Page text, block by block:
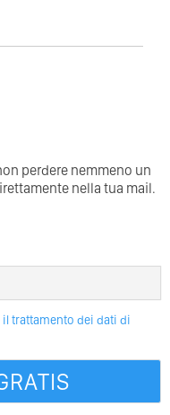
perdere nemmeno un
nella tua mail.
trattamento dei dati di